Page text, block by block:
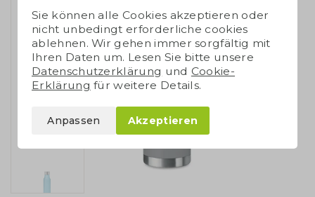
Sie können alle Cookies akzeptieren oder
nicht unbedingt erforderliche cookies
ablehnen. Wir gehen immer sorgfältig mit
Ihren Daten um. Lesen Sie bitte unsere
Datenschutzerklärung und Cookie-
Erklärung für weitere Details.
Anpassen Akzeptieren